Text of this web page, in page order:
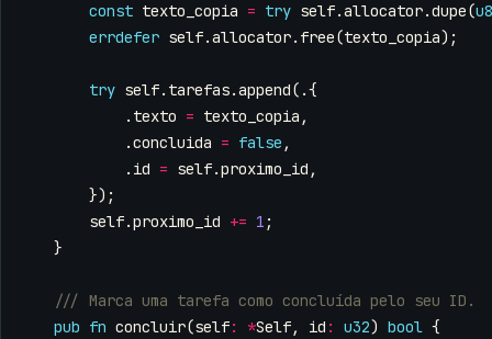
const texto_copia = try self.allocator.dupe(u8
errdefer self.allocator. free(texto_copia);
try self. tarefas.append(.{
. texto = texto_copia ,
.concluida = false ,
. id = self.proximo_id ,
});
self.proximo_id += 1 ;
}
pub fn concluir(self: *Self, id : u32) bool {